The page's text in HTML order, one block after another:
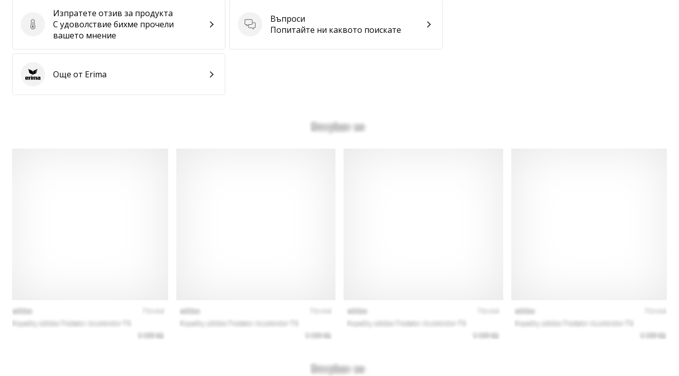
Изпратете отзив за продукта
Изпратете отзив за продукта
С удоволствие бихме прочели
вашето мнение
Въпроси
Въпроси
Попитайте ни каквото поискате
ErimaОще от Erima